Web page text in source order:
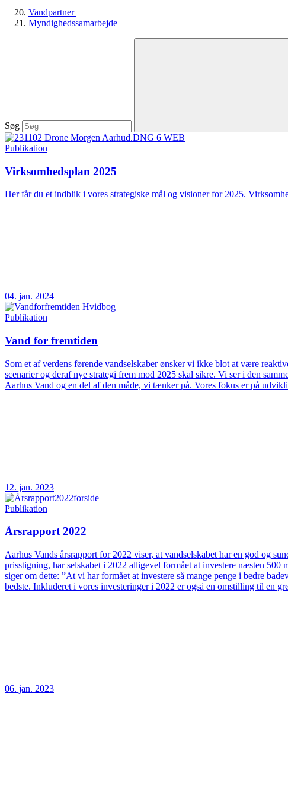
Vandpartner
Myndighedssamarbejde
Søg
Publikation
Virksomhedsplan 2025
Her får du et indblik i vores strategiske mål og visioner for 2025.
04. jan. 2024
Publikation
Vand for fremtiden
Som et af verdens førende vandselskaber ønsker vi ikke blot at være
scenarier og deraf nye strategi frem mod 2025 skal sikre. Vi ser i den
Aarhus Vand og en del af den måde, vi tænker på. Vores fokus er på
12. jan. 2023
Publikation
Årsrapport 2022
Aarhus Vands årsrapport for 2022 viser, at vandselskabet har en god og
prisstigning, har selskabet i 2022 alligevel formået at investere næsten
siger om dette: ”At vi har formået at investere så mange penge i bedre
bedste. Inkluderet i vores investeringer i 2022 er også en omstilling til en
06. jan. 2023